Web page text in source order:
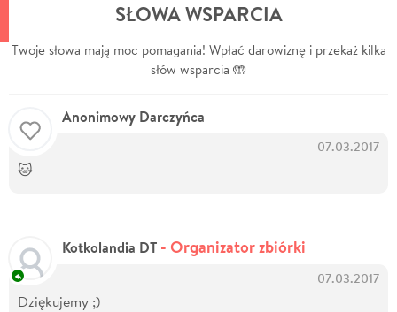
SŁOWA WSPARCIA
Twoje słowa mają moc pomagania! Wpłać darowiznę i przekaż kilka
słów wsparcia 🤲
Anonimowy Darczyńca
07.03.2017
🐱
Kotkolandia DT - Organizator zbiórki
07.03.2017
Dziękujemy ;)